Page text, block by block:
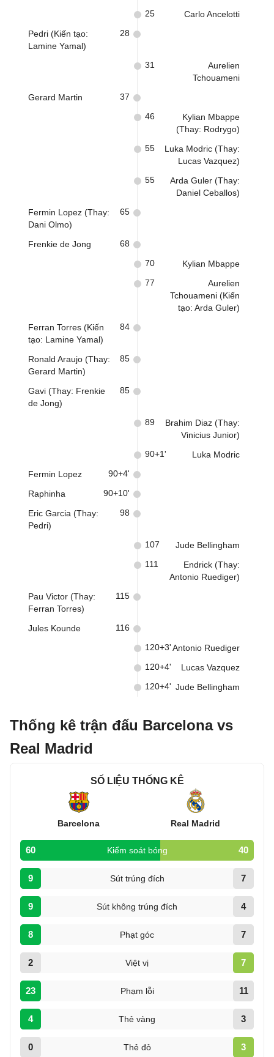
Carlo Ancelotti
25
Pedri (Kiến tạo:
Lamine Yamal)
28
Aurelien
Tchouameni
31
Gerard Martin 37
Kylian Mbappe
(Thay: Rodrygo)
46
Luka Modric (Thay:
Lucas Vazquez)
55
Arda Guler (Thay:
Daniel Ceballos)
55
Fermin Lopez (Thay:
Dani Olmo)
65
Frenkie de Jong 68
Kylian Mbappe
70
Aurelien
Tchouameni (Kiến
tạo: Arda Guler)
77
Ferran Torres (Kiến
tạo: Lamine Yamal)
84
Ronald Araujo (Thay:
Gerard Martin)
85
Gavi (Thay: Frenkie
de Jong)
85
Brahim Diaz (Thay:
Vinicius Junior)
89
Luka Modric
90+1'
Fermin Lopez 90+4'
Raphinha 90+10'
Eric Garcia (Thay:
Pedri)
98
Jude Bellingham
107
Endrick (Thay:
Antonio Ruediger)
111
Pau Victor (Thay:
Ferran Torres)
115
Jules Kounde 116
Antonio Ruediger
120+3'
Lucas Vazquez
120+4'
Jude Bellingham
120+4'
Thống kê trận đấu Barcelona vs
Real Madrid
SỐ LIỆU THỐNG KÊ
Barcelona Real Madrid
60 Kiểm soát bóng 40
9 Sút trúng đích 7
9 Sút không trúng đích 4
8 Phạt góc 7
2 Việt vị 7
23 Phạm lỗi 11
4 Thẻ vàng 3
0 Thẻ đỏ 3